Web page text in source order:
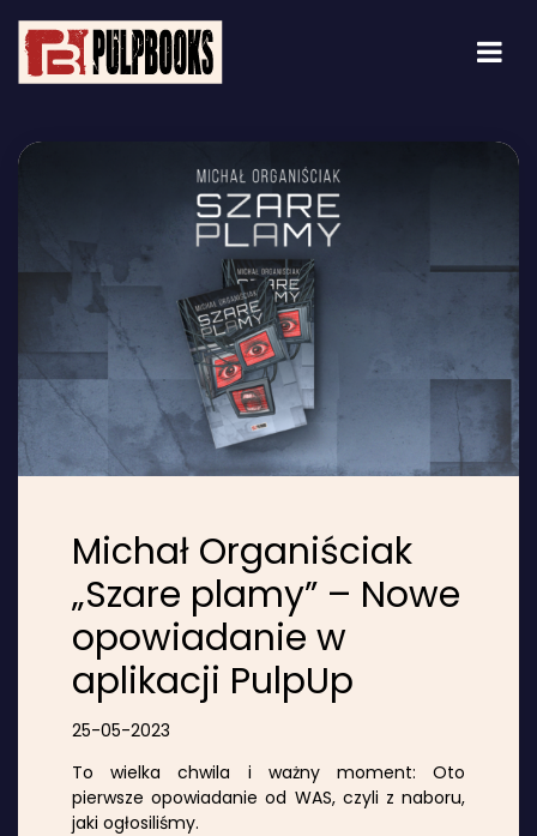
Michał Organiściak
„Szare plamy” – Nowe
opowiadanie w
aplikacji PulpUp
25-05-2023
To wielka chwila i ważny moment: Oto
pierwsze opowiadanie od WAS, czyli z naboru,
jaki ogłosiliśmy.